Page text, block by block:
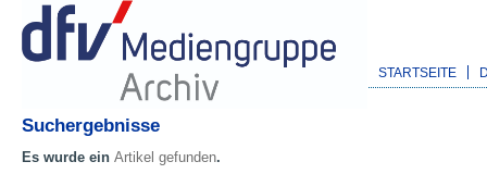
STARTSEITE
Suchergebnisse
Es wurde ein Artikel gefunden.